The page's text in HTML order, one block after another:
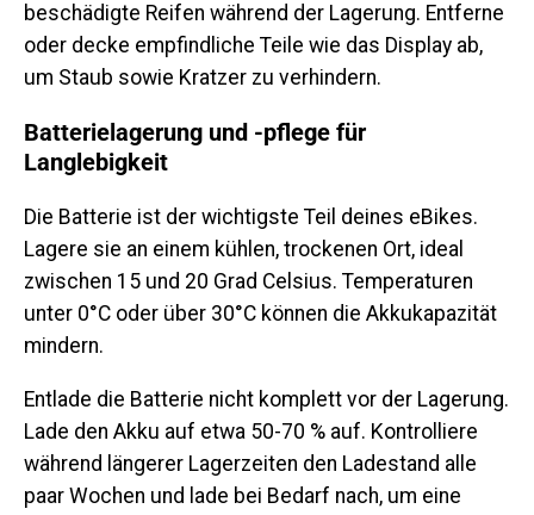
beschädigte Reifen während der Lagerung. Entferne
oder decke empfindliche Teile wie das Display ab,
um Staub sowie Kratzer zu verhindern.
Batterielagerung und -pflege für
Langlebigkeit
Die Batterie ist der wichtigste Teil deines eBikes.
Lagere sie an einem kühlen, trockenen Ort, ideal
zwischen 15 und 20 Grad Celsius. Temperaturen
unter 0°C oder über 30°C können die Akkukapazität
mindern.
Entlade die Batterie nicht komplett vor der Lagerung.
Lade den Akku auf etwa 50-70 % auf. Kontrolliere
während längerer Lagerzeiten den Ladestand alle
paar Wochen und lade bei Bedarf nach, um eine